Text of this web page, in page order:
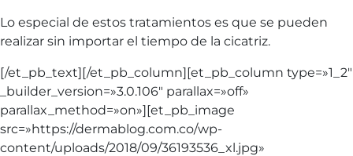
Lo especial de estos tratamientos es que se pueden
realizar sin importar el tiempo de la cicatriz.
[/et_pb_text][/et_pb_column][et_pb_column type=»1_2″
_builder_version=»3.0.106″ parallax=»off»
parallax_method=»on»][et_pb_image
src=»https://dermablog.com.co/wp-
content/uploads/2018/09/36193536_xl.jpg»